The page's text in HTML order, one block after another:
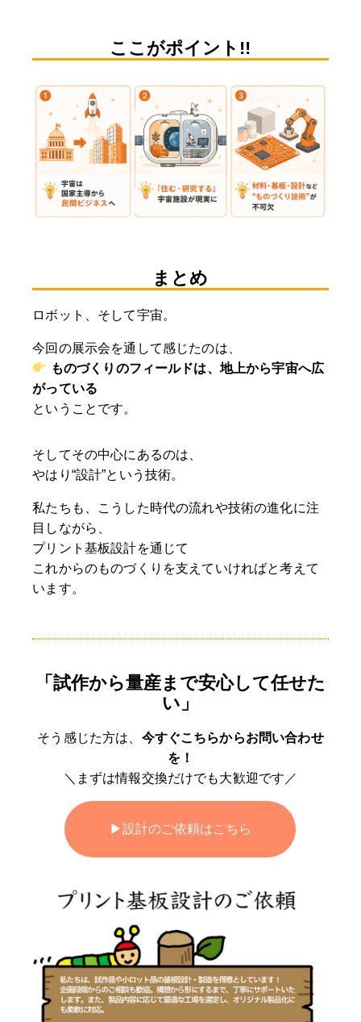
ここがポイント!!
まとめ
ロボット、そして宇宙。
今回の展示会を通して感じたのは、
ものづくりのフィールドは、地上から宇宙へ広
がっている
ということです。
そしてその中心にあるのは、
やはり“設計”という技術。
私たちも、こうした時代の流れや技術の進化に注
目しながら、
プリント基板設計を通じて
これからのものづくりを支えていければと考えて
います。
「試作から量産まで安心して任せた
い」
そう感じた方は、 今すぐこちらからお問い合わせ
を！
＼まずは情報交換だけでも大歓迎です／
▶︎設計のご依頼はこちら